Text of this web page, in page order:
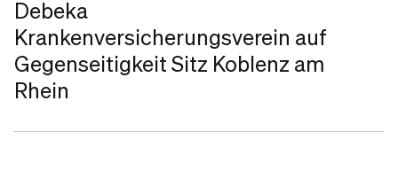
Debeka
Krankenversicherungsverein auf
Gegenseitigkeit Sitz Koblenz am
Rhein